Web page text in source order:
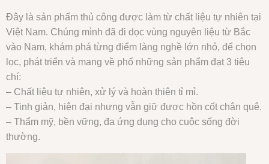
Đây là sản phẩm thủ công được làm từ chất liệu tự nhiên tại
Việt Nam. Chúng mình đã đi dọc vùng nguyên liệu từ Bắc
vào Nam, khám phá từng điểm làng nghề lớn nhỏ, để chọn
lọc, phát triển và mang về phố những sản phẩm đạt 3 tiêu
chí:
– Chất liệu tự nhiên, xử lý và hoàn thiện tỉ mỉ.
– Tinh giản, hiện đại nhưng vẫn giữ được hồn cốt chân quê.
– Thẩm mỹ, bền vững, đa ứng dụng cho cuộc sống đời
thường.